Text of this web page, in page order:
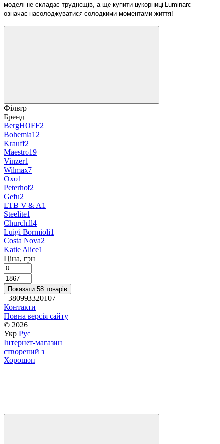
моделі не складає труднощів, а ще купити цукорниці Luminarc
означає насолоджуватися солодкими моментами життя!
Фільтр
Бренд
BergHOFF2
Bohemia12
Krauff2
Maestro19
Vinzer1
Wilmax7
Oxo1
Peterhof2
Gefu2
LTB V & A1
Steelite1
Churchill4
Luigi Bormioli1
Costa Nova2
Katie Alice1
Ціна, грн
Показати 58 товарів
+380993320107
Контакти
Повна версія сайту
© 2026
Укр Рус
Інтернет-магазин
створений з
Хорошоп